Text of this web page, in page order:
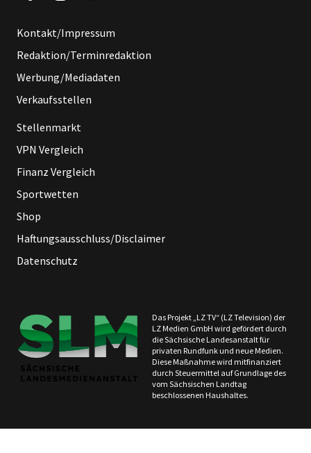
Kontakt/Impressum
Redaktion/Terminredaktion
Werbung/Mediadaten
Verkaufsstellen
Stellenmarkt
VPN Vergleich
Finanz Vergleich
Sportwetten
Shop
Haftungsausschluss/Disclaimer
Datenschutz
Das Projekt „LZ TV“ (LZ Television) der
LZ Medien GmbH wird gefördert durch
die Sächsische Landesanstalt für
privaten Rundfunk und neue Medien.
Diese Maßnahme wird mitfinanziert
durch Steuermittel auf Grundlage des
vom Sächsischen Landtag
beschlossenen Haushaltes.